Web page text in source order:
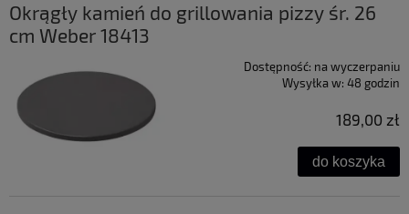
Okrągły kamień do grillowania pizzy śr. 26
cm Weber 18413
Dostępność: na wyczerpaniu
Wysyłka w: 48 godzin
189,00 zł
do koszyka